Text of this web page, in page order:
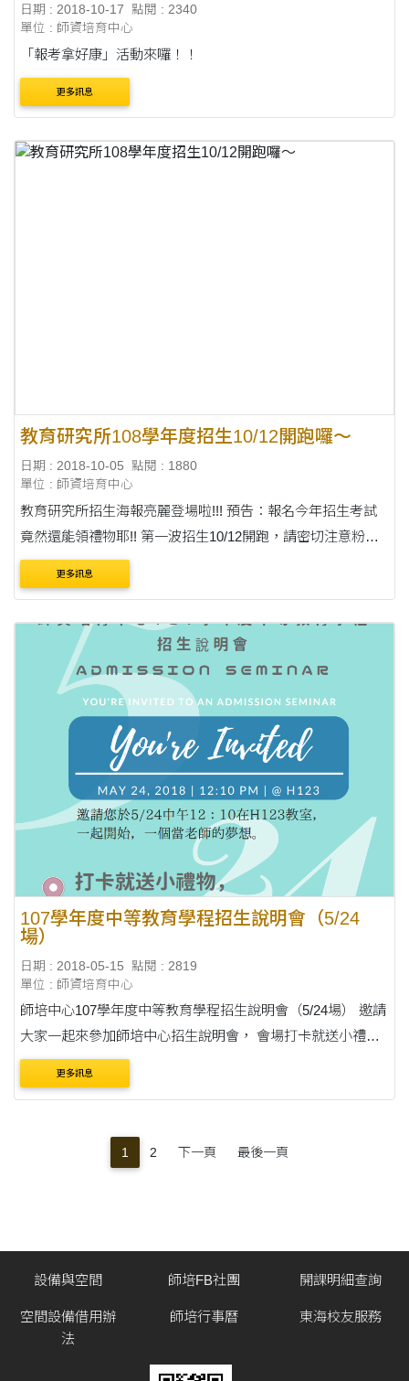
日期 : 2018-10-17
點閱 : 2340
單位 : 師資培育中心
「報考拿好康」活動來囉！！
更多訊息
教育研究所108學年度招生10/12開跑囉～
日期 : 2018-10-05
點閱 : 1880
單位 : 師資培育中心
教育研究所招生海報亮麗登場啦!!! 預告：報名今年招生考試
竟然還能領禮物耶!! 第一波招生10/12開跑，請密切注意粉絲
頁消息喔~ 各管道網路報名時間： 碩、博士班甄試入
學-107/10/12上午10時至11/7中午12時 碩士班考....
更多訊息
107學年度中等教育學程招生說明會（5/24
場）
日期 : 2018-05-15
點閱 : 2819
單位 : 師資培育中心
師培中心107學年度中等教育學程招生說明會（5/24場） 邀請
大家一起來參加師培中心招生說明會， 會場打卡就送小禮
物，前50名還可參加抽獎喔！！
更多訊息
1 2 下一頁 最後一頁
設備與空間
空間設備借用辦
法
師培FB社團
師培行事曆
開課明細查詢
東海校友服務